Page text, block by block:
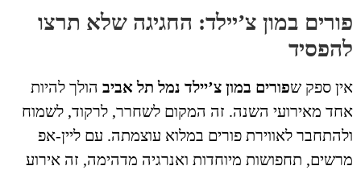
במון צ’יילד: החגיגה שלא תרצו
ספק ש פורים במון צ’יילד נמל תל אביבהולך להיות
מאירועי השנה. זה המקום לשחרר, לרקוד, לשמוח
לאווירת פורים במלוא עוצמתה. עם ליין-אפ
תחפושות מיוחדות ואנרגיה מדהימה, זה אירוע